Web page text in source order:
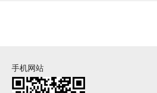
手机网站